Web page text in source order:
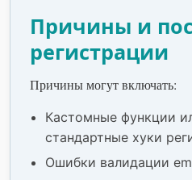
Причины и
регистрации
Причины могут включать:
Кастомные функции
стандартные хуки
Ошибки валидации